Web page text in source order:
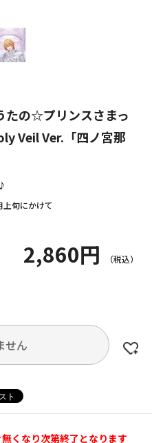
たの☆プリンスさまっ
Veil Ver.「四ノ宮那
旬にかけて
2,860円
せん
くなり次第終了となります